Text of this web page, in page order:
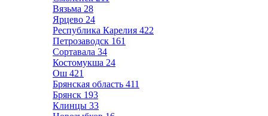
Вязьма 28
Ярцево 24
Республика Карелия 422
Петрозаводск 161
Сортавала 34
Костомукша 24
Ош 421
Брянская область 411
Брянск 193
Клинцы 33